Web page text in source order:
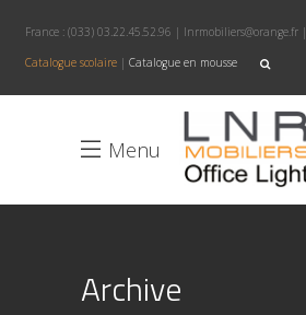
France : (033) 03.22.45.52.96 | lnrmobiliers@orange.fr |
Catalogue scolaire | Catalogue en mousse
Menu
Archive